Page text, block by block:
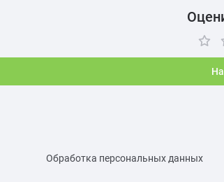
Обработка персональных данных